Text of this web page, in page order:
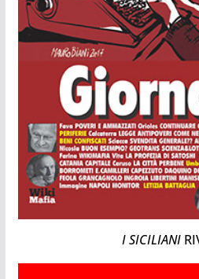
I SICILIANI